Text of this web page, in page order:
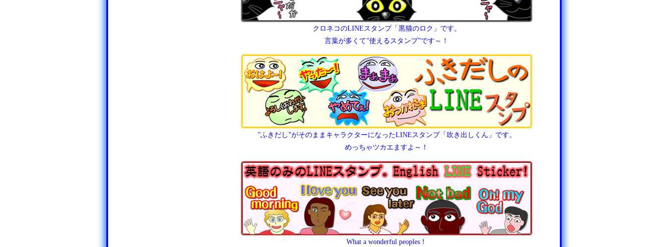
クロネコのLINEスタンプ「黒猫のロク」です。
言葉が多くて”使えるスタンプ”です～！
”ふきだし”がそのままキャラクターになったLINEスタンプ「吹き出しくん」です。
めっちゃツカエますよ～！
What a wonderful peoples！